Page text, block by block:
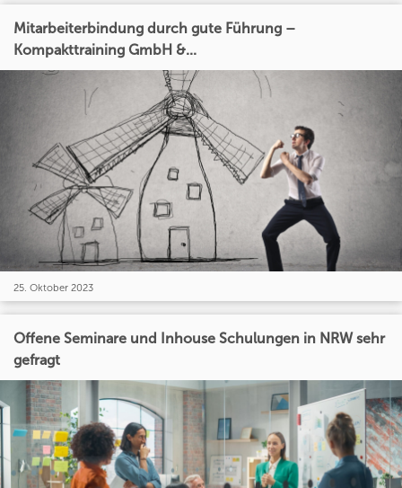
Mitarbeiterbindung durch gute Führung –
Kompakttraining GmbH &...
25. Oktober 2023
Offene Seminare und Inhouse Schulungen in NRW sehr
gefragt